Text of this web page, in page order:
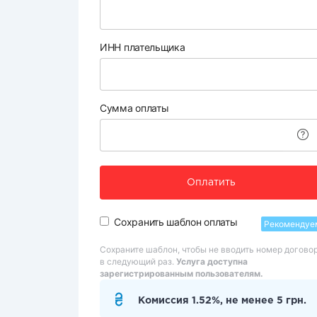
ИНН плательщика
Сумма оплаты
Оплатить
Сохранить шаблон оплаты
Сохраните шаблон, чтобы не вводить номер
в следующий раз. Услуга доступна
зарегистрированным пользователям.
Комиссия 1.52%, не менее 5 грн.